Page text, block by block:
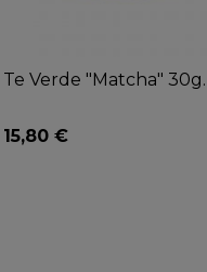
Te Verde "Matcha" 30g.
15,80 €